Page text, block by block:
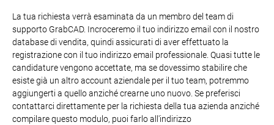
La tua richiesta verrà esaminata da un membro del team di
supporto GrabCAD. Incroceremo il tuo indirizzo email con il nostro
database di vendita, quindi assicurati di aver effettuato la
registrazione con il tuo indirizzo email professionale. Quasi tutte le
candidature vengono accettate, ma se dovessimo stabilire che
esiste già un altro account aziendale per il tuo team, potremmo
aggiungerti a quello anziché crearne uno nuovo. Se preferisci
contattarci direttamente per la richiesta della tua azienda anziché
compilare questo modulo, puoi farlo all'indirizzo